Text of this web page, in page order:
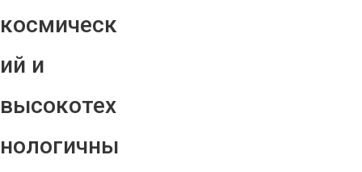
космическ
ий и
высокотех
нологичны